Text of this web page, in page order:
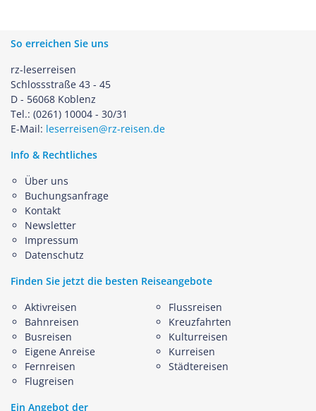
So erreichen Sie uns
rz-leserreisen
Schlossstraße 43 - 45
D - 56068 Koblenz
Tel.: (0261) 10004 - 30/31
E-Mail: leserreisen@rz-reisen.de
Finden Sie jetzt die besten Reiseangebote
Aktivreisen
Bahnreisen
Busreisen
Eigene Anreise
Fernreisen
Flugreisen
Flussreisen
Kreuzfahrten
Kulturreisen
Kurreisen
Städtereisen
Info & Rechtliches
Über uns
Buchungsanfrage
Kontakt
Newsletter
Impressum
Datenschutz
Ein Angebot der